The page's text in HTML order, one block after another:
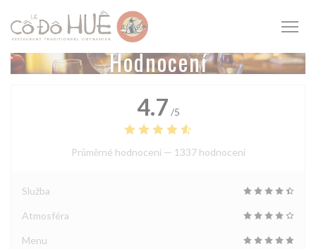
Panel pro správu cookies
Hodnocení
4.7 /5
Průměrné hodnocení — 1337 hodnoceni
Služba
Atmosféra
Menu